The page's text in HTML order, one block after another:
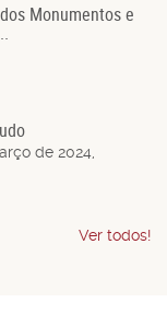
Monumentos e
de 2024,
Ver todos!